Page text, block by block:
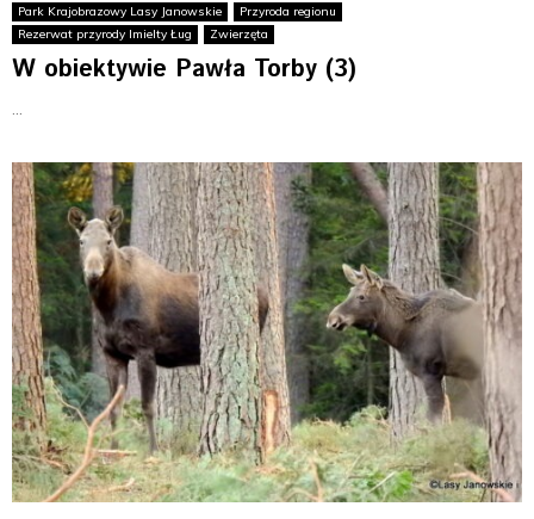
Park Krajobrazowy Lasy Janowskie
Przyroda regionu
Rezerwat przyrody Imielty Ług
Zwierzęta
W obiektywie Pawła Torby (3)
...